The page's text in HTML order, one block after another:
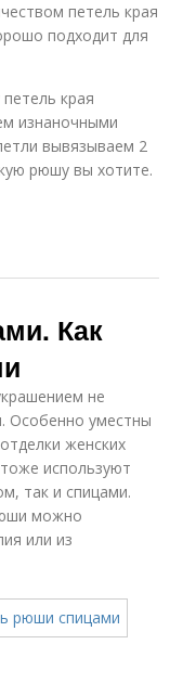
петель края
подходит для
края
изнаночными
вывязываем 2
рюшу вы хотите.
Как
не
Особенно уместны
женских
используют
так и спицами.
можно
или из